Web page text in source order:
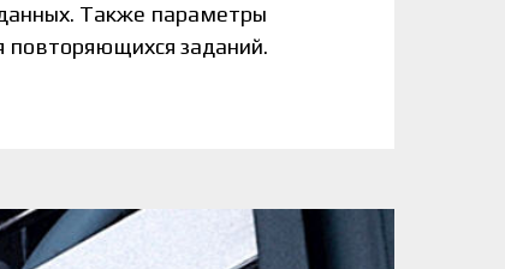
Также параметры
повторяющихся заданий.